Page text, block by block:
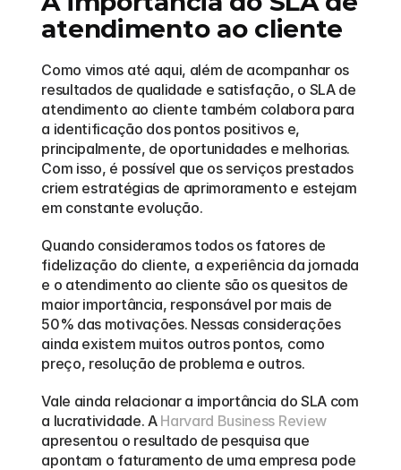
atendimento ao cliente
Como vimos até aqui, além de acompanhar os
resultados de qualidade e satisfação, o SLA de
atendimento ao cliente também colabora para
a identificação dos pontos positivos e,
principalmente, de oportunidades e melhorias.
Com isso, é possível que os serviços prestados
criem estratégias de aprimoramento e estejam
em constante evolução.
Quando consideramos todos os fatores de
fidelização do cliente, a experiência da jornada
e o atendimento ao cliente são os quesitos de
maior importância, responsável por mais de
50% das motivações. Nessas considerações
ainda existem muitos outros pontos, como
preço, resolução de problema e outros.
Vale ainda relacionar a importância do SLA com
a lucratividade. A Harvard Business Review
apresentou o resultado de pesquisa que
apontam o faturamento de uma empresa pode